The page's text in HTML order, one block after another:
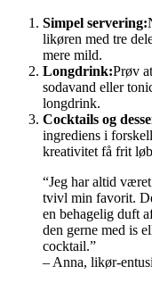
Simpel servering:
likøren med tre
mere mild.
Longdrink:Prøv
sodavand eller
longdrink.
Cocktails og
ingrediens i
kreativitet få frit
“Jeg har altid
tvivl min favorit.
en behagelig duft
den gerne med is
cocktail.”
– Anna, likør-